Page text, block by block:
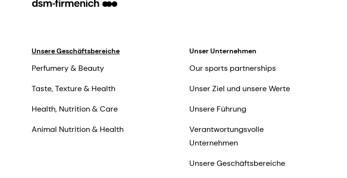
Unsere Geschäftsbereiche
Perfumery & Beauty
Taste, Texture & Health
Health, Nutrition & Care
Animal Nutrition & Health
Unser Unternehmen
Our sports partnerships
Unser Ziel und unsere Werte
Unsere Führung
Verantwortungsvolle
Unternehmen
Unsere Geschäftsbereiche